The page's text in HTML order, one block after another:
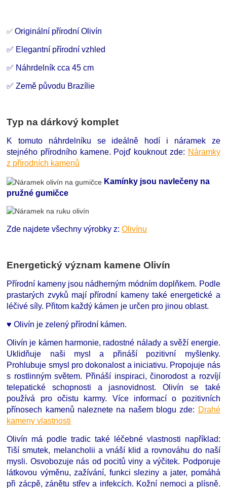
✅Originální přírodní Olivín
✅ Elegantní přírodní vzhled
✅ Náhrdelník cca 45 cm
✅ Země původu Brazílie
Typ na dárkový komplet
K tomuto náhrdelníku se ideálně hodí i náramek ze
stejného přírodního kamene. Pojď kouknout zde: Náramky
z přírodních kamenů
Kamínky jsou navlečeny na
pružné gumičce
Zde najdete všechny výrobky z:Olivínu
Energetický význam kamene Olivín
Přírodní kameny jsou nádherným módním doplňkem. Podle
prastarých zvyků mají přírodní kameny také energetické a
léčivé síly. Přitom každý kámen je určen pro jinou oblast.
♥ Olivín je zelený přírodní kámen.
Olivín je kámen harmonie, radostné nálady a svěží energie.
Uklidňuje naši mysl a přináší pozitivní myšlenky.
Prohlubuje smysl pro dokonalost a iniciativu. Propojuje nás
s rostlinným světem. Přináší inspiraci, činorodost a rozvíjí
telepatické schopnosti a jasnovidnost. Olivín se také
používá pro očistu karmy. Více informací o pozitivních
přínosech kamenů naleznete na našem blogu zde: Drahé
kameny vlastnosti
Olivín má podle tradic také léčebné vlastnosti například:
Tiší smutek, melancholii a vnáší klid a rovnováhu do naší
mysli. Osvobozuje nás od pocitů viny a výčitek. Podporuje
látkovou výměnu, zažívání, funkci sleziny a jater, pomáhá
při zácpě, zánětu střev a infekcích. Kožní nemoci a plísně.